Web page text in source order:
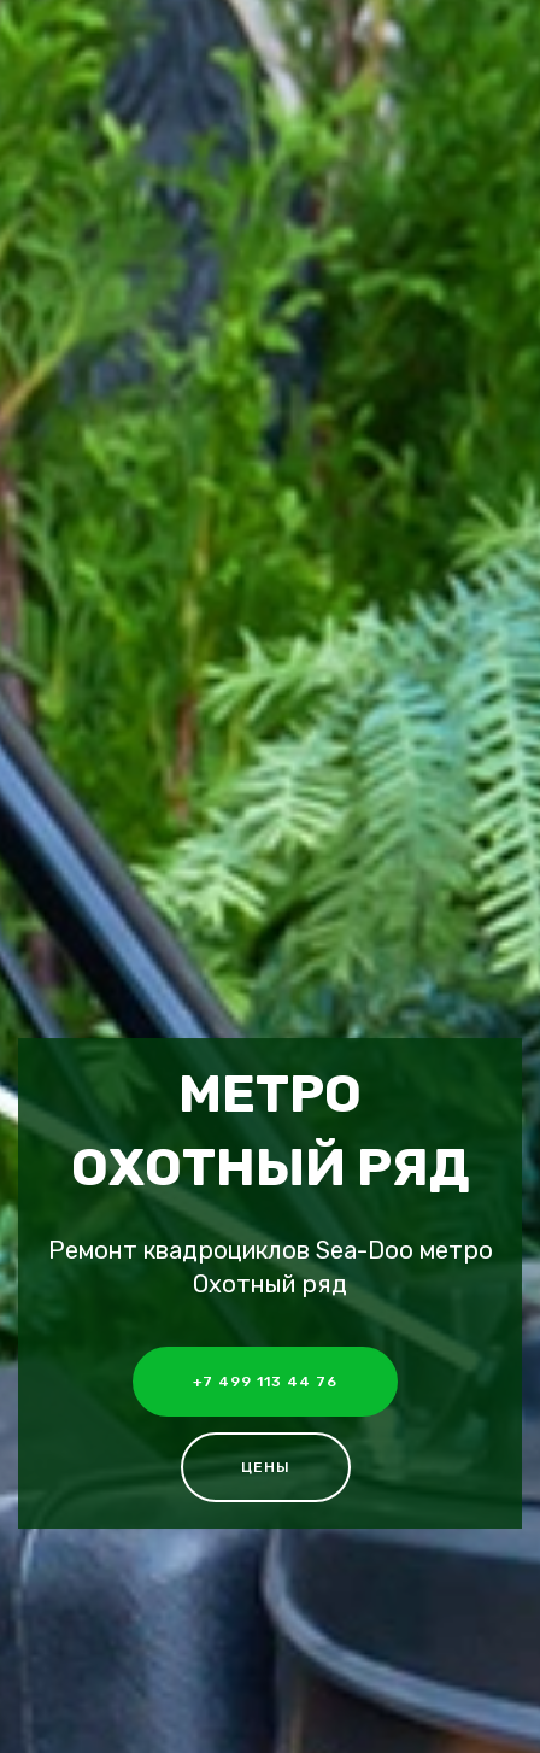
МЕТРО
ОХОТНЫЙ РЯД
Ремонт квадроциклов Sea-Doo метро
Охотный ряд
+7 499 113 44 76
ЦЕНЫ